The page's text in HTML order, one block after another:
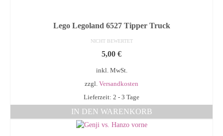
Lego Legoland 6527 Tipper Truck
NICHT BEWERTET
5,00 €
inkl. MwSt.
zzgl. Versandkosten
Lieferzeit: 2 - 3 Tage
IN DEN WARENKORB